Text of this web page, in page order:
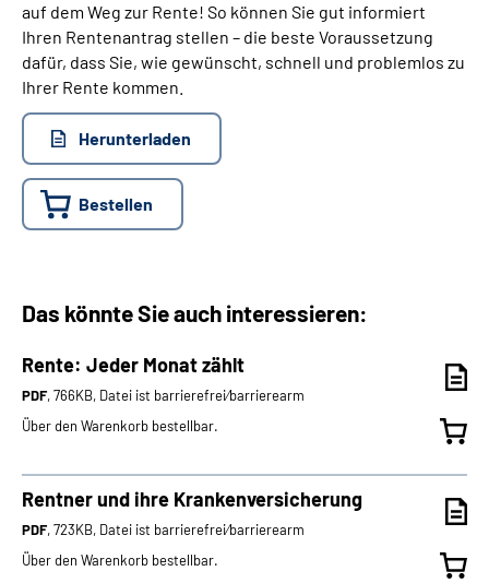
auf dem Weg zur Rente! So können Sie gut informiert
Ihren Rentenantrag stellen – die beste Voraussetzung
dafür, dass Sie, wie gewünscht, schnell und problemlos zu
Ihrer Rente kommen.
Herunterladen
Bestellen
Das könnte Sie auch interessieren:
Rente: Jeder Monat zählt
PDF, 766KB, Datei ist barrierefrei⁄barrierearm
Über den Warenkorb bestellbar.
Rentner und ihre Krankenversicherung
PDF, 723KB, Datei ist barrierefrei⁄barrierearm
Über den Warenkorb bestellbar.